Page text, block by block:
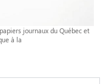
journaux du Québec et
à la